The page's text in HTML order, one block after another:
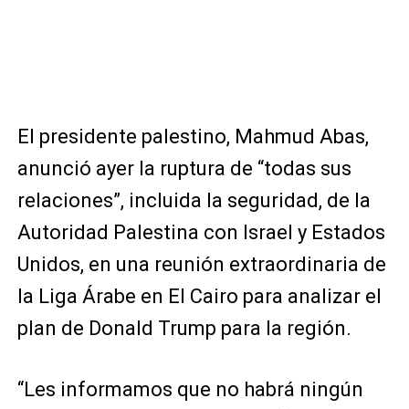
El presidente palestino, Mahmud Abas,
anunció ayer la ruptura de “todas sus
relaciones”, incluida la seguridad, de la
Autoridad Palestina con Israel y Estados
Unidos, en una reunión extraordinaria de
la Liga Árabe en El Cairo para analizar el
plan de Donald Trump para la región.
“Les informamos que no habrá ningún